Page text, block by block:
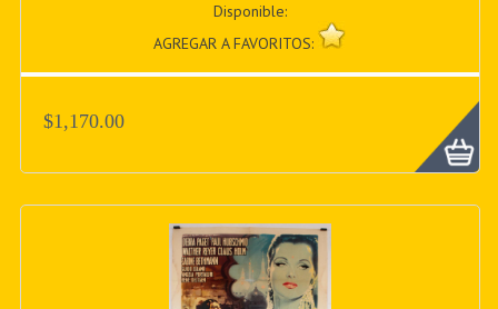
Disponible:
AGREGAR A FAVORITOS:
$1,170.00